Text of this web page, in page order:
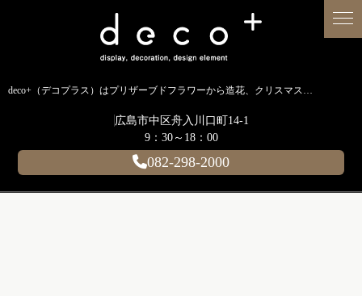
deco+（デコプラス）はプリザーブドフラワーから造花、クリスマス装飾、イルミネーションに至るまで扱う広島のディスプレイ専門ショップです。
広島市中区舟入川口町14-1
9：30～18：00
082-298-2000